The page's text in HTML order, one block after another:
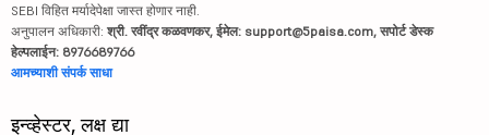
SEBI विहित मर्यादेपेक्षा जास्त होणार नाही.
अनुपालन अधिकारी: श्री. रवींद्र कळवणकर, ईमेल: support@5paisa.com, सपोर्ट डेस्क
हेल्पलाईन: 8976689766
आमच्याशी संपर्क साधा
इन्व्हेस्टर, लक्ष द्या